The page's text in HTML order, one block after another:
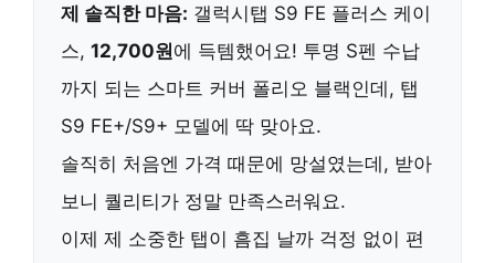
제 솔직한 마음: 갤럭시탭 S9 FE 플러스 케이
스, 12,700원에 득템했어요! 투명 S펜 수납
까지 되는 스마트 커버 폴리오 블랙인데, 탭
S9 FE+/S9+ 모델에 딱 맞아요.
솔직히 처음엔 가격 때문에 망설였는데, 받아
보니 퀄리티가 정말 만족스러워요.
이제 제 소중한 탭이 흠집 날까 걱정 없이 편